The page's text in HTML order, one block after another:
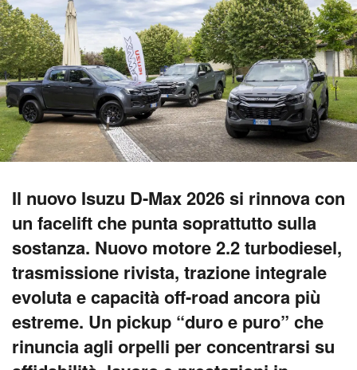
Il nuovo Isuzu D-Max 2026 si rinnova con
un facelift che punta soprattutto sulla
sostanza. Nuovo motore 2.2 turbodiesel,
trasmissione rivista, trazione integrale
evoluta e capacità off-road ancora più
estreme. Un pickup “duro e puro” che
rinuncia agli orpelli per concentrarsi su